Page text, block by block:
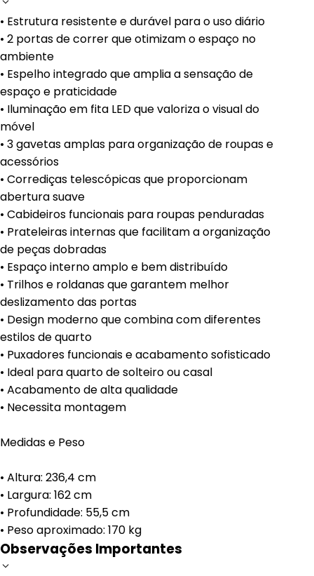
• Estrutura resistente e durável para o uso diário
• 2 portas de correr que otimizam o espaço no
ambiente
• Espelho integrado que amplia a sensação de
espaço e praticidade
• Iluminação em fita LED que valoriza o visual do
móvel
• 3 gavetas amplas para organização de roupas e
acessórios
• Corrediças telescópicas que proporcionam
abertura suave
• Cabideiros funcionais para roupas penduradas
• Prateleiras internas que facilitam a organização
de peças dobradas
• Espaço interno amplo e bem distribuído
• Trilhos e roldanas que garantem melhor
deslizamento das portas
• Design moderno que combina com diferentes
estilos de quarto
• Puxadores funcionais e acabamento sofisticado
• Ideal para quarto de solteiro ou casal
• Acabamento de alta qualidade
• Necessita montagem
Medidas e Peso
• Altura: 236,4 cm
• Largura: 162 cm
• Profundidade: 55,5 cm
• Peso aproximado: 170 kg
Observações Importantes